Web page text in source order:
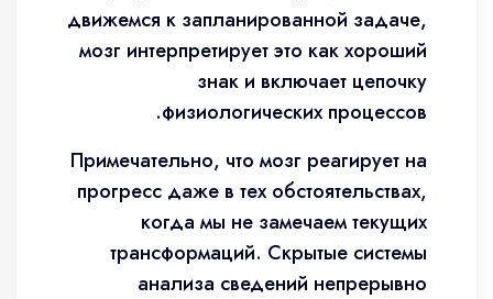
движемся к запланированной задаче,
мозг интерпретирует это как хороший
знак и включает цепочку
физиологических процессов.
Примечательно, что мозг реагирует на
прогресс даже в тех обстоятельствах,
когда мы не замечаем текущих
трансформаций. Скрытые системы
анализа сведений непрерывно